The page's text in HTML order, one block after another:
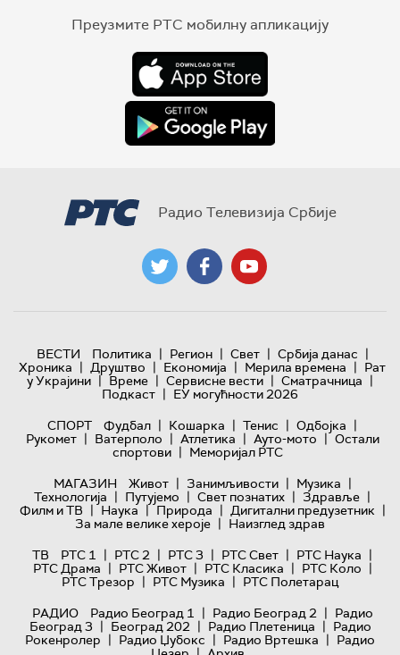
Преузмите РТС мобилну апликацију
Радио Телевизија Србије
ВЕСТИ Политика | Регион | Свет | Србија данас |
Хроника | Друштво | Економија | Мерила времена | Рат
у Украјини | Време | Сервисне вести | Сматрачница |
Подкаст | ЕУ могућности 2026
СПОРТ
Фудбал | Кошарка | Тенис | Одбојка |
Рукомет | Ватерполо | Атлетика | Ауто-мото | Остали
спортови | Меморијал РТС
МАГАЗИН
Живот | Занимљивости | Музика |
Технологијa | Путујемо | Свет познатих | Здравље |
Филм и ТВ | Наука | Природа | Дигитални предузетник |
За мале велике хероје | Наизглед здрав
ТВ
РТС 1 | РТС 2 | РТС 3 | РТС Свет | РТС Наука |
РТС Драма | РТС Живот | РТС Класика | РТС Коло |
РТС Трезор | РТС Музика | РТС Полетарац
РАДИО
Радио Београд 1 | Радио Београд 2 | Радио
Београд 3 | Београд 202 | Радио Плетеница | Радио
Рокенролер | Радио Џубокс | Радио Вртешка | Радио